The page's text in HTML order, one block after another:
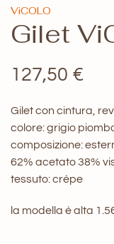
ViCOLO
Gilet
127,50 €
Gilet con cintura,
colore: grigio
composizione:
62% acetato 38%
tessuto: crépe
la modella è alta